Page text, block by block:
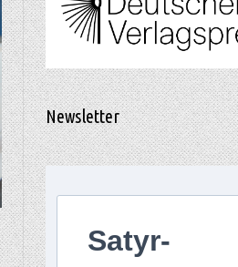
Newsletter
Satyr-